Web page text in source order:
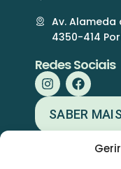
Av. Alameda
4350-414
Redes Sociais
SABER MAIS